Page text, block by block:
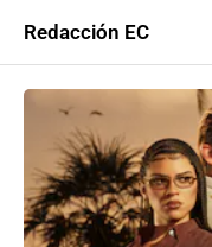
Redacción EC